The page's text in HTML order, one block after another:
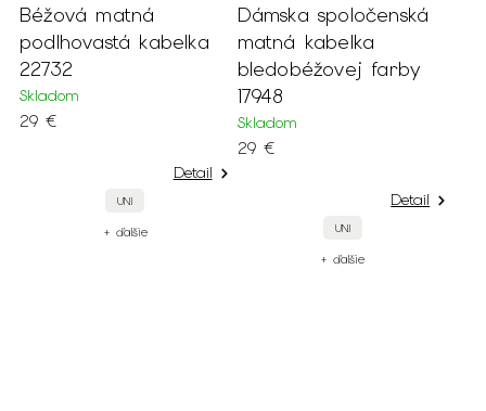
Béžová matná
podlhovastá kabelka
22732
Skladom
29 €
Detail
UNI
+ ďalšie
Dámska spoločenská
matná kabelka
bledobéžovej farby
17948
Skladom
29 €
Detail
UNI
+ ďalšie